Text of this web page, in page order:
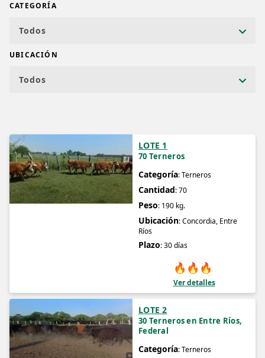
CATEGORÍA
Todos
UBICACIÓN
Todos
LOTE 1
70 Terneros
Categoría: Terneros
Cantidad: 70
Peso: 190 kg.
Ubicación: Concordia, Entre
Ríos
Plazo: 30 días
🔥 🔥 🔥
Ver detalles
LOTE 2
30 Terneros en Entre Ríos,
Federal
Categoría: Terneros